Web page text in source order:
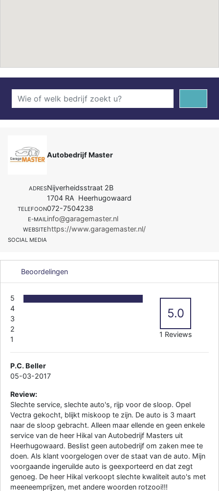
Autobedrijf Master
ADRESNijverheidsstraat 2B
1704 RA Heerhugowaard
TELEFOON072-7504238
E-MAILinfo@garagemaster.nl
WEBSITEhttps://www.garagemaster.nl/
SOCIAL MEDIA
Beoordelingen
5
4
3
2
1
5.0
1 Reviews
P.C. Beller
05-03-2017
Review:
Slechte service, slechte auto's, rijp voor de sloop. Opel
Vectra gekocht, blijkt miskoop te zijn. De auto is 3 maart
naar de sloop gebracht. Alleen maar ellende en geen enkele
service van de heer Hikal van Autobedrijf Masters uit
Heerhugowaard. Beslist geen autobedrijf om zaken mee te
doen. Als klant voorgelogen over de staat van de auto. Mijn
voorgaande ingeruilde auto is geexporteerd en dat zegt
genoeg. De heer Hikal verkoopt slechte kwaliteit auto's met
meeneemprijzen, met andere woorden rotzooi!!!